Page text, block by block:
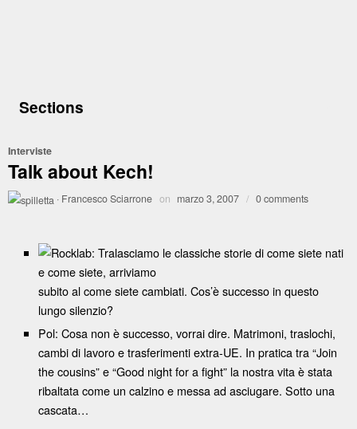
Sections
Interviste
Talk about Kech!
· Francesco Sciarrone on marzo 3, 2007 / 0 comments
Rocklab: Tralasciamo le classiche storie di come siete nati
e come siete, arriviamo
subito al come siete cambiati. Cos’è successo in questo
lungo silenzio?
Pol: Cosa non è successo, vorrai dire. Matrimoni, traslochi,
cambi di lavoro e trasferimenti extra-UE. In pratica tra “Join
the cousins” e “Good night for a fight” la nostra vita è stata
ribaltata come un calzino e messa ad asciugare. Sotto una
cascata…